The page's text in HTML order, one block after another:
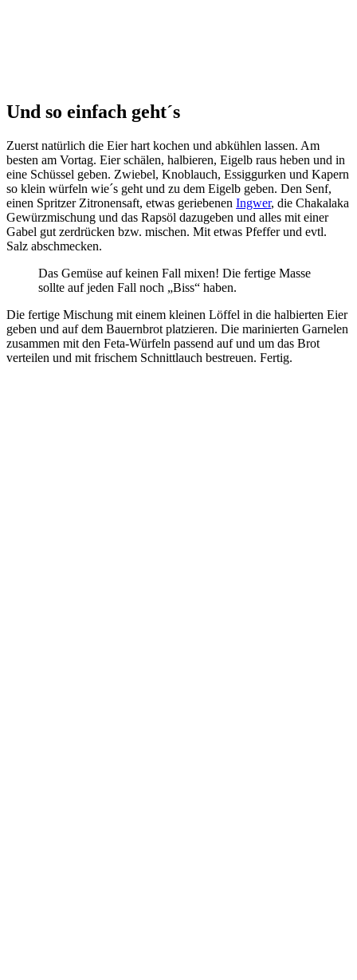
Und so einfach geht´s
Zuerst natürlich die Eier hart kochen und abkühlen lassen. Am
besten am Vortag. Eier schälen, halbieren, Eigelb raus heben und in
eine Schüssel geben. Zwiebel, Knoblauch, Essiggurken und Kapern
so klein würfeln wie´s geht und zu dem Eigelb geben. Den Senf,
einen Spritzer Zitronensaft, etwas geriebenen Ingwer, die Chakalaka
Gewürzmischung und das Rapsöl dazugeben und alles mit einer
Gabel gut zerdrücken bzw. mischen. Mit etwas Pfeffer und evtl.
Salz abschmecken.
Das Gemüse auf keinen Fall mixen! Die fertige Masse
sollte auf jeden Fall noch „Biss“ haben.
Die fertige Mischung mit einem kleinen Löffel in die halbierten Eier
geben und auf dem Bauernbrot platzieren. Die marinierten Garnelen
zusammen mit den Feta-Würfeln passend auf und um das Brot
verteilen und mit frischem Schnittlauch bestreuen. Fertig.